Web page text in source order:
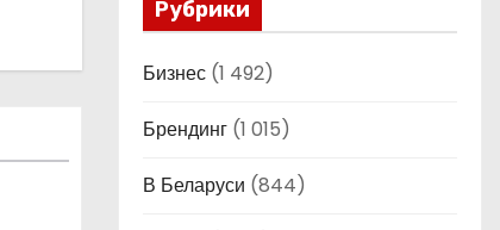
Рубрики
Бизнес (1 492)
Брендинг (1 015)
В Беларуси (844)